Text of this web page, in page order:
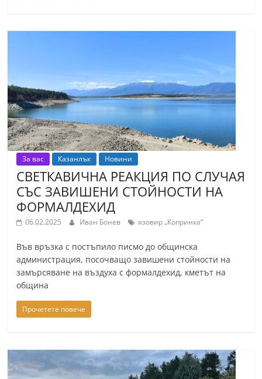
За вас Казанлък Новини
СВЕТКАВИЧНА РЕАКЦИЯ ПО СЛУЧАЯ
СЪС ЗАВИШЕНИ СТОЙНОСТИ НА
ФОРМАЛДЕХИД
06.02.2025 Иван Бонев язовир „Копринка“
Във връзка с постъпило писмо до общинска
администрация, посочващо завишени стойности на
замърсяване на въздуха с формалдехид, кметът на
община
Прочетете повече